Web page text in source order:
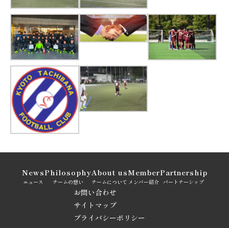
ニュース
News
チームの想い
Philosophy
チームについて
About us
メンバー紹介
Member
パートナーシップ
Partnership
お問い合わせ
サイトマップ
プライバシーポリシー